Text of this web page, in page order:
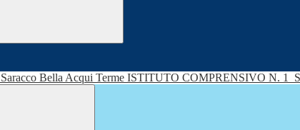
ISTITUTO COMPRENSIVO N. 1